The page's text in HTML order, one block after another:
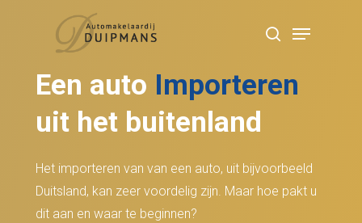
content
search
Menu
Een auto Importeren
uit het buitenland
Het importeren van van een auto, uit bijvoorbeeld
Duitsland, kan zeer voordelig zijn. Maar hoe pakt u
dit aan en waar te beginnen?